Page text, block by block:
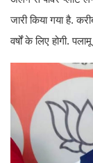
जारी किया गया है.
वर्षों के लिए होगी.